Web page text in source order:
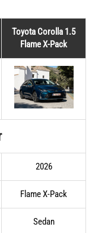
Toyota Corolla 1.5
Flame X-Pack
2026
Flame X-Pack
Sedan